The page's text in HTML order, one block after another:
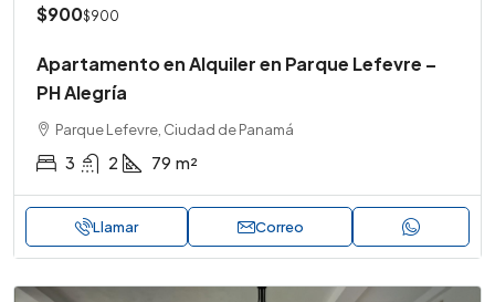
$900$900
Apartamento en Alquiler en Parque Lefevre –
PH Alegría
Parque Lefevre, Ciudad de Panamá
3 2 79 m²
Llamar Correo